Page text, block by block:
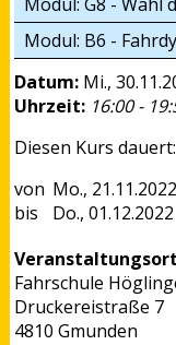
Modul: G8 - Wahl
Modul: B6 -
Datum: Mi.,
Uhrzeit: 16:00 -
Diesen Kurs dauert:
Mo., 21.11.2022
Do., 01.12.2022
Veranstaltungsort
Fahrschule
Druckereistraße 7
4810 Gmunden